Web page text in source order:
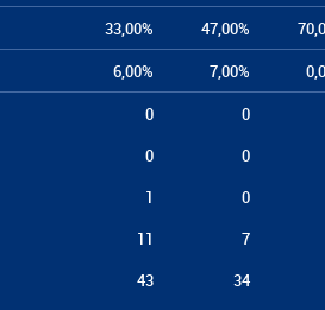
33,00% 47,00%
6,00% 7,00%
0 0
0 0
1 0
11 7
43 34